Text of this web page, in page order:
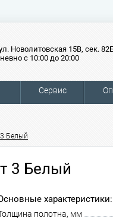
Новолитовская 15В, сек.
с 10:00 до 20:00
Сервис
3 Белый
3 Белый
характеристики:
полотна, мм